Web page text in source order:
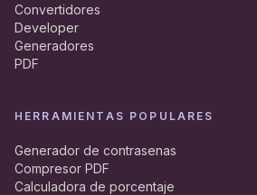
Convertidores
Developer
Generadores
PDF
HERRAMIENTAS POPULARES
Generador de contrasenas
Compresor PDF
Calculadora de porcentaje